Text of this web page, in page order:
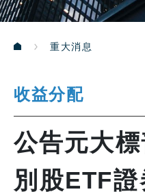
重大消息
收益分配
公告元大
別股ETF